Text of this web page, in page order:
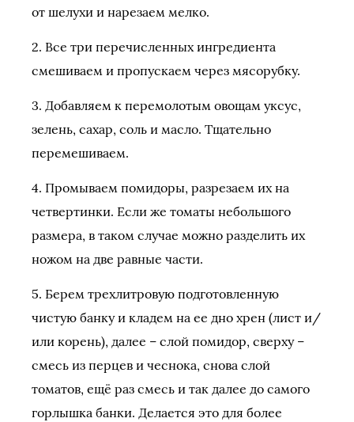
от шелухи и нарезаем мелко.
2. Все три перечисленных ингредиента
смешиваем и пропускаем через мясорубку.
3. Добавляем к перемолотым овощам уксус,
зелень, сахар, соль и масло. Тщательно
перемешиваем.
4. Промываем помидоры, разрезаем их на
четвертинки. Если же томаты небольшого
размера, в таком случае можно разделить их
ножом на две равные части.
5. Берем трехлитровую подготовленную
чистую банку и кладем на ее дно хрен (лист и/
или корень), далее – слой помидор, сверху –
смесь из перцев и чеснока, снова слой
томатов, ещё раз смесь и так далее до самого
горлышка банки. Делается это для более